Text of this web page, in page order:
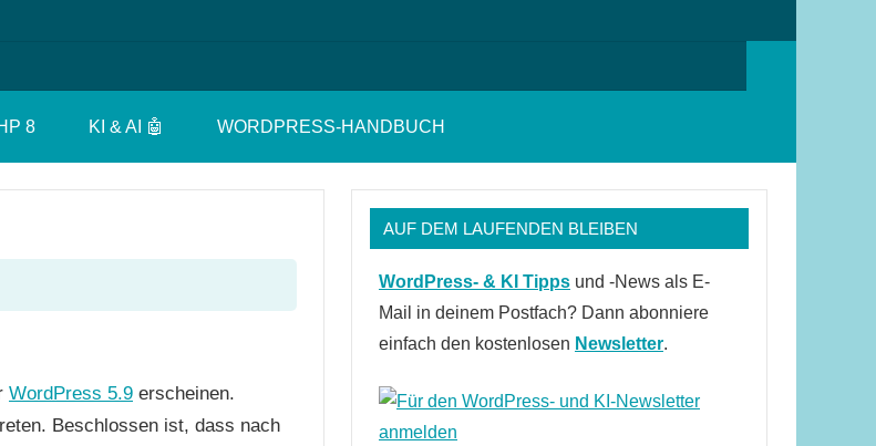
8 KI & AI 🤖 WORDPRESS-HANDBUCH
WordPress 5.9 erscheinen.
Beschlossen ist, dass nach
AUF DEM LAUFENDEN BLEIBEN
WordPress- & KI Tipps und -News als E-
Mail in deinem Postfach? Dann abonniere
einfach den kostenlosen Newsletter.